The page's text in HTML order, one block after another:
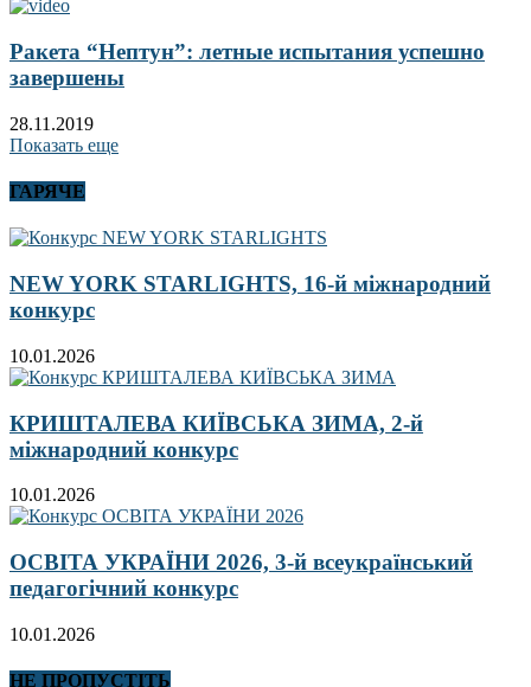
Ракета “Нептун”: летные испытания успешно
завершены
28.11.2019
Показать еще
ГАРЯЧЕ
NEW YORK STARLIGHTS, 16-й міжнародний
конкурс
10.01.2026
КРИШТАЛЕВА КИЇВСЬКА ЗИМА, 2-й
міжнародний конкурс
10.01.2026
ОСВІТА УКРАЇНИ 2026, 3-й всеукраїнський
педагогічний конкурс
10.01.2026
НЕ ПРОПУСТІТЬ